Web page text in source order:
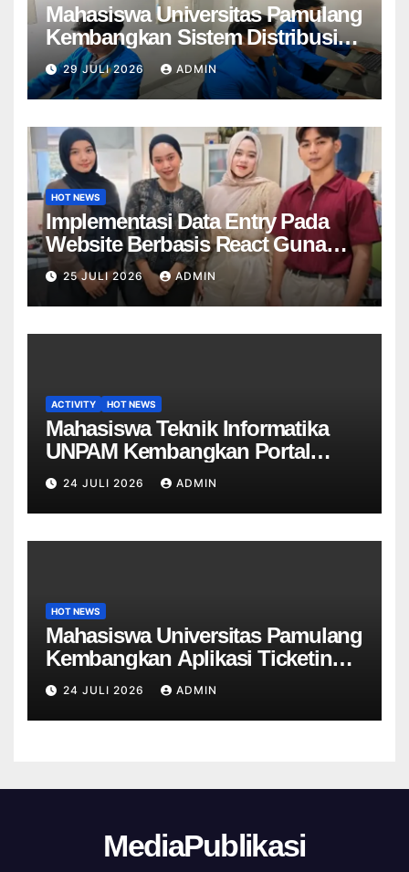
Mahasiswa Universitas Pamulang
Kembangkan Sistem Distribusi
Produk Digital Berbasis API dan
Forum Ticketing Menggunakan
Metode SMART pada PT Chika
Mulya Multimedia
29 JULI 2026 ADMIN
HOT NEWS
Implementasi Data Entry Pada
Website Berbasis React Guna
Meningkatkan Kualitas Data Unit
Di PT Mitra Dekostel Utama
25 JULI 2026 ADMIN
ACTIVITY HOT NEWS
Mahasiswa Teknik Informatika
UNPAM Kembangkan Portal
Informasi Sekolah Berbasis Web
untuk SDN Curug 4
24 JULI 2026 ADMIN
HOT NEWS
Mahasiswa Universitas Pamulang
Kembangkan Aplikasi Ticketing
Helpdesk untuk Divisi Sapras
Universitas Tangerang raya
24 JULI 2026 ADMIN
MediaPublikasi